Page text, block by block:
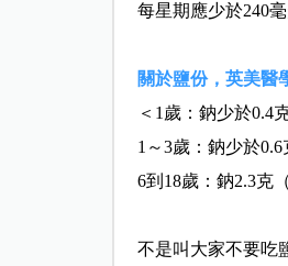
每星期應少於240
關於鹽份，英美醫
＜1歲：鈉少於0.4
1～3歲：鈉少於
6到18歲：鈉2.3克
不是叫大家不要吃